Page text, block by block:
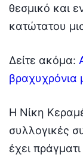
θεσμικό και
κατώτατου
Δείτε ακόμα:
βραχυχρόνια
Η Νίκη
συλλογικές
έχει